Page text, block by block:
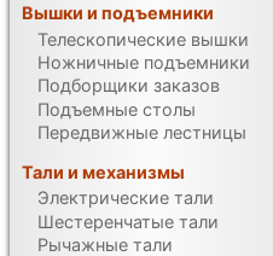
Вышки и подъемники
Телескопические вышки
Ножничные подъемники
Подборщики заказов
Подъемные столы
Передвижные лестницы
Тали и механизмы
Электрические тали
Шестеренчатые тали
Рычажные тали